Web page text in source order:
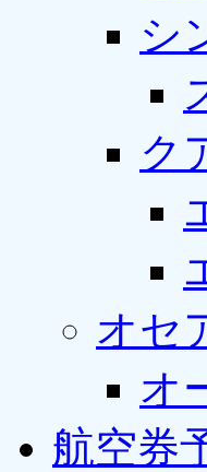
シ
ク
オセ
オ
航空券